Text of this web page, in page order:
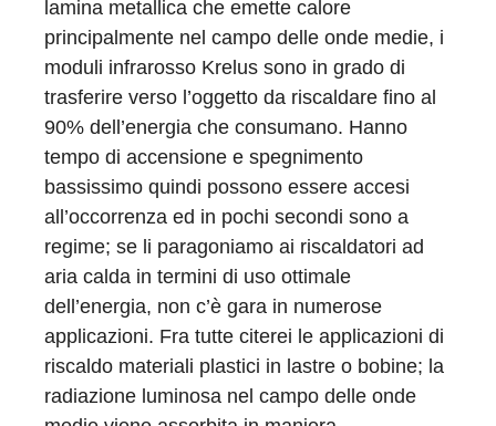
lamina metallica che emette calore
principalmente nel campo delle onde medie, i
moduli infrarosso Krelus sono in grado di
trasferire verso l’oggetto da riscaldare fino al
90% dell’energia che consumano. Hanno
tempo di accensione e spegnimento
bassissimo quindi possono essere accesi
all’occorrenza ed in pochi secondi sono a
regime; se li paragoniamo ai riscaldatori ad
aria calda in termini di uso ottimale
dell’energia, non c’è gara in numerose
applicazioni. Fra tutte citerei le applicazioni di
riscaldo materiali plastici in lastre o bobine; la
radiazione luminosa nel campo delle onde